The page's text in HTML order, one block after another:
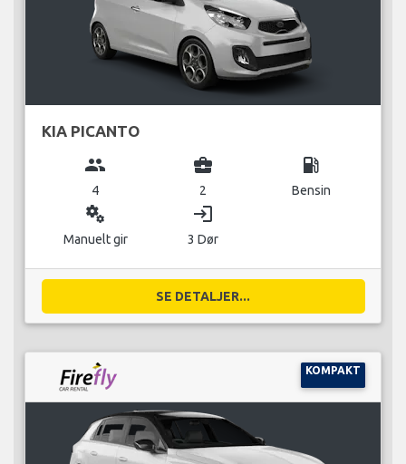
KIA PICANTO
group
4
business_center
2
local_gas_station
Bensin
miscellaneous_services
Manuelt gir
login
3 Dør
SE DETALJER...
KOMPAKT